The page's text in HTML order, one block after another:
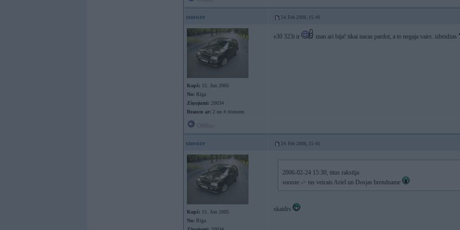
snooze 24. Feb 2006, 15:40
Kopš: 15. Jun 2005
No: Rīga
Ziņojumi: 20034
Braucu ar: 2 un 4 riteniem
e30 323i ir man ari bija! tikai nacas pardot, a to negaja vairs. izbeidzas
snooze 24. Feb 2006, 15:41
Kopš: 15. Jun 2005
No: Rīga
2006-02-24 15:30, titus rakstīja:
snooze -> tas veicais Ariel un Dosjas brendname
skaidrs